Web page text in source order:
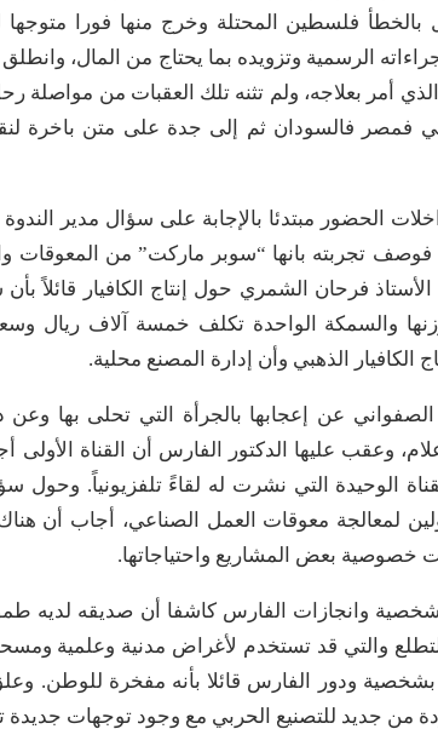
فلسطين المحتلة وخرج منها فورا
الرسمية وتزويده بما يحتاج من المال،
الذي أمر بعلاجه، ولم تثنه تلك العقبات من مواصلة
فمصر فالسودان ثم إلى جدة على متن باخرة
الحضور مبتدئا بالإجابة على سؤال مدير
فوصف تجربته بانها “سوبر ماركت” من المعوقات
فرحان الشمري حول إنتاج الكافيار قائلاً
الكافيار الذهبي وأن إدارة المصنع محلية.
عن إعجابها بالجرأة التي تحلى بها
وعقب عليها الدكتور الفارس أن القناة الأولى
الوحيدة التي نشرت له لقاءً تلفزيونياً. وحول
لمعالجة معوقات العمل الصناعي، أجاب أن
خصوصية بعض المشاريع واحتياجاتها.
وانجازات الفارس كاشفا أن صديقه لديه
والتي قد تستخدم لأغراض مدنية وعلمية
ودور الفارس قائلا بأنه مفخرة للوطن.
من جديد للتصنيع الحربي مع وجود توجهات